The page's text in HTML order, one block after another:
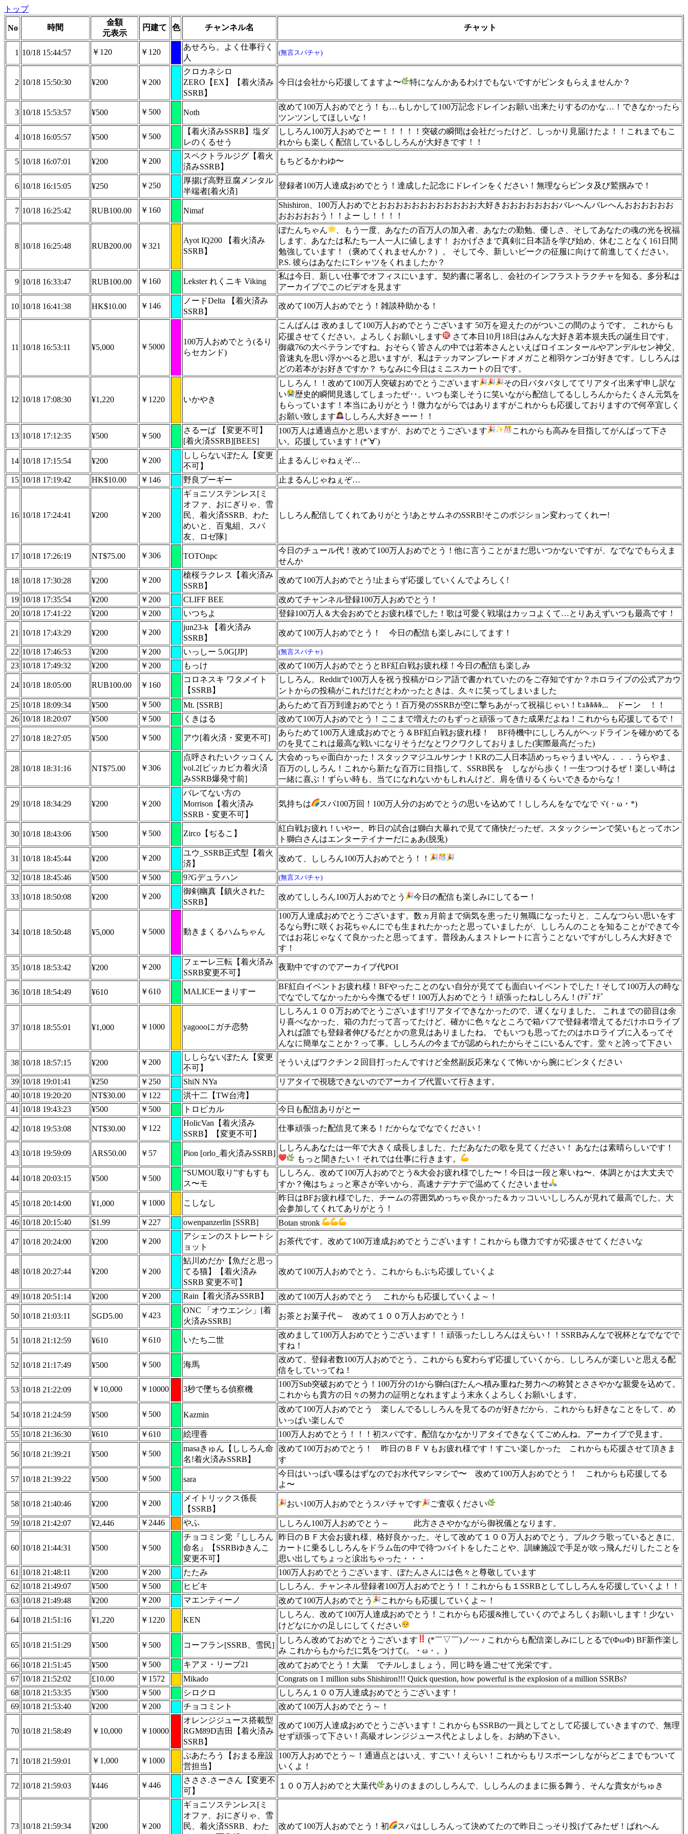
トップ
No 時間
金額
元表示
円建て 色 チャンネル名 チャット
1 10/18 15:44:57 ￥120 ￥120
あせろら。よく仕事行く
人
(無言スパチャ)
2 10/18 15:50:30 ¥200 ￥200
クロカネシロ
ZERO【EX】【着火済み
SSRB】
今日は会社から応援してますよ〜 特になんかあるわけでもないですがビンタもらえませんか？
3 10/18 15:53:57 ¥500 ￥500 Noth
改めて100万人おめでとう！も…もしかして100万記念ドレインお願い出来たりするのかな…！できなかったら
ツンツンしてほしいな！
4 10/18 16:05:57 ¥500 ￥500
【着火済みSSRB】塩ダ
レのくるせう
ししろん100万人おめでとー！！！！！突破の瞬間は会社だったけど、しっかり見届けたよ！！これまでもこ
れからも楽しく配信しているししろんが大好きです！！
5 10/18 16:07:01 ¥200 ￥200
スペクトラルジグ【着火
済みSSRB】
もちどるかわゆ〜
6 10/18 16:15:05 ¥250 ￥250
厚揚げ高野豆腐メンタル
半端者[着火済]
登録者100万人達成おめでとう！達成した記念にドレインをください！無理ならビンタ及び鷲掴みで！
7 10/18 16:25:42 RUB100.00 ￥160 Nimaf
Shishiron、100万人おめでとおおおおおおおおおおおお大好きおおおおおおおバレへんバレへんおおおおおお
おおおおおう！！よー し！！！！
8 10/18 16:25:48 RUB200.00 ￥321
Ayot IQ200 【着火済み
SSRB】
ぼたんちゃん
、もう一度、あなたの百万人の加入者、あなたの勤勉、優しさ、そしてあなたの魂の光を祝福
します、あなたは私たち一人一人に値します！ おかげさまで真剣に日本語を学び始め、休むことなく161日間
勉強しています！（褒めてくれませんか？）。 そして今、新しいピークの征服に向けて前進してください。
P.S. 彼らはあなたにTシャツをくれましたか？
9 10/18 16:33:47 RUB100.00 ￥160 Lekster れくニキ Viking
私は今日、新しい仕事でオフィスにいます。契約書に署名し、会社のインフラストラクチャを知る。多分私は
アーカイブでこのビデオを見ます
10 10/18 16:41:38 HK$10.00 ￥146
ノードDelta 【着火済み
SSRB】
改めて100万人おめでとう！雑談枠助かる！
11 10/18 16:53:11 ¥5,000 ￥5000
100万人おめでとう(るり
らセカンド)
こんばんは 改めまして100万人おめでとうございます 50万を迎えたのがついこの間のようです。 これからも
応援させてください。よろしくお願いします
さて本日10月18日はみんな大好き若本規夫氏の誕生日です。
御歳76の大ベテランですね。おそらく皆さんの中では若本さんといえばロイエンタールやアンデルセン神父、
音速丸を思い浮かべると思いますが、私はテッカマンブレードオメガこと相羽ケンゴが好きです。ししろんは
どの若本がお好きですか？ ちなみに今日はミニスカートの日です。
12 10/18 17:08:30 ¥1,220 ￥1220 いかやき
ししろん！！改めて100万人突破おめでとうございます
その日バタバタしててリアタイ出来ず申し訳な
い
歴史的瞬間見逃してしまったぜ‥。いつも楽しそうに笑いながら配信してるししろんからたくさん元気を
もらっています！本当にありがとう！微力ながらではありますがこれからも応援しておりますので何卒宜しく
お願い致します
ししろん大好きーー！！
13 10/18 17:12:35 ¥500 ￥500
さるーぱ 【変更不可】
[着火済SSRB][BEES]
100万人は通過点かと思いますが、おめでとうございます
これからも高みを目指してがんばって下さ
い。応援しています！(*´∀`)
14 10/18 17:15:54 ¥200 ￥200
ししらないぼたん【変更
不可】
止まるんじゃねぇぞ…
15 10/18 17:19:42 HK$10.00 ￥146 野良プーギー 止まるんじゃねぇぞ…
16 10/18 17:24:41 ¥200 ￥200
ギョニソステンレス[ミ
オファ、おにぎりゃ、雪
民、着火済SSRB、わた
めいと、百鬼組、スバ
友、ロゼ隊]
ししろん配信してくれてありがとう!あとサムネのSSRB!そこのポジション変わってくれー!
17 10/18 17:26:19 NT$75.00 ￥306 TOTOnpc
今日のチュール代！改めて100万人おめでとう！他に言うことがまだ思いつかないですが、なでなでもらえま
せんか
18 10/18 17:30:28 ¥200 ￥200
槍桜ラクレス【着火済み
SSRB】
改めて100万人おめでとう!止まらず応援していくんでよろしく!
19 10/18 17:35:54 ¥200 ￥200 CLIFF BEE
改めてチャンネル登録100万人おめでとう！
20 10/18 17:41:22 ¥200 ￥200 いつちよ 登録100万人＆大会おめでとお疲れ様でした！歌は可愛く戦場はカッコよくて…とりあえずいつも最高です！
21 10/18 17:43:29 ¥200 ￥200
jun23-k 【着火済み
SSRB】
改めて100万人おめでとう！ 今日の配信も楽しみにしてます！
22 10/18 17:46:53 ¥200 ￥200 いっしー 5.0G[JP] (無言スパチャ)
23 10/18 17:49:32 ¥200 ￥200 もっけ 改めて100万人おめでとうとBF紅白戦お疲れ様！今日の配信も楽しみ
24 10/18 18:05:00 RUB100.00 ￥160
コロネスキ ワタメイト
【SSRB】
ししろん、Redditで100万人を祝う投稿がロシア語で書かれていたのをご存知ですか？ホロライブの公式アカウ
ントからの投稿がこれだけだとわかったときは、久々に笑ってしまいました
25 10/18 18:09:34 ¥500 ￥500 Mt. [SSRB] あらためて百万到達おめでとう！百万発のSSRBが空に撃ちあがって祝福じゃい！ﾋｭﾙﾙﾙﾙ... ドーン
！！
26 10/18 18:20:07 ¥500 ￥500 くきはる 改めて100万人おめでとう！ここまで増えたのもずっと頑張ってきた成果だよね！これからも応援してるで！
27 10/18 18:27:05 ¥500 ￥500 アウ[着火済・変更不可]
あらためて100万人達成おめでとう＆BF紅白戦お疲れ様！ BF待機中にししろんがヘッドラインを確かめてる
のを見てこれは最高な戦いになりそうだなとワクワクしておりました(実際最高だった)
28 10/18 18:31:16 NT$75.00 ￥306
点呼されたいクッコくん
vol.2[ピッカピカ着火済
みSSRB爆発寸前]
大会めっちゃ面白かった！スタックマジユルサンナ！KRの二人日本語めっちゃうまいやん．．．うらやま、
百万のししろん！これから新たな百万に目指して、SSRB民を
しながら歩く！一生つつけるぜ！楽しい時は
一緒に喜ぶ！ずらい時も、当てになれないかもしれんけど、肩を借りるくらいできるからな！
29 10/18 18:34:29 ¥200 ￥200
バレてない方の
Morrison【着火済み
SSRB・変更不可】
気持ちは スパ100万回！100万人分のおめでとうの思いを込めて！ししろんをなでなでヾ(・ω・*)
30 10/18 18:43:06 ¥500 ￥500 Zirco【ぢるこ】
紅白戦お疲れ！いやー、昨日の試合は獅白大暴れで見てて痛快だったぜ。スタックシーンで笑いもとってホン
ト獅白さんはエンターテイナーだにぁあ(脱兎)
31 10/18 18:45:44 ¥200 ￥200
ユウ_SSRB正式型【着火
済】
改めて、ししろん100万人おめでとう！！
32 10/18 18:45:46 ¥500 ￥500 9?Gデュラハン (無言スパチャ)
33 10/18 18:50:08 ¥200 ￥200
御剣幽真【鎮火された
SSRB】
改めてししろん100万人おめでとう 今日の配信も楽しみにしてるー！
34 10/18 18:50:48 ¥5,000 ￥5000 動きまくるハムちゃん
100万人達成おめでとうございます。数ヵ月前まで病気を患ったり無職になったりと、こんなつらい思いをす
るなら野に咲くお花ちゃんにでも生まれたかったと思っていましたが、ししろんのことを知ることができて今
ではお花じゃなくて良かったと思ってます。普段あんまストレートに言うことないですがししろん大好きで
す！
35 10/18 18:53:42 ¥200 ￥200
フェーレ三転【着火済み
SSRB変更不可】
夜勤中ですのでアーカイブ代POI
36 10/18 18:54:49 ¥610 ￥610 MALICEーまりすー
BF紅白イベントお疲れ様！BFやったことのない自分が見てても面白いイベントでした！そして100万人の時な
でなでしてなかったから今撫でるぜ！100万人おめでとう！頑張ったねししろん！(ﾅﾃﾞﾅﾃﾞ
37 10/18 18:55:01 ¥1,000 ￥1000 yagoooにガチ恋勢
ししろん１００万おめでとうございます!リアタイできなかったので、遅くなりました。 これまでの節目は余
り喜べなかった、箱の力だって言ってたけど、確かに色々なところで箱バフで登録者増えてるだけホロライブ
入れば誰でも登録者伸びるだとかの意見はありましたね。 でもいつも思ってたのはホロライブに入るってそ
んなに簡単なことか？って事。ししろんの今までが認められたからそこにいるんです。堂々と誇って下さい
38 10/18 18:57:15 ¥200 ￥200
ししらないぼたん【変更
不可】
そういえばワクチン２回目打ったんですけど全然副反応来なくて怖いから腕にビンタください
39 10/18 19:01:41 ¥250 ￥250 ShiN NYa
リアタイで視聴できないのでアーカイブ代置いて行きます。
40 10/18 19:20:20 NT$30.00 ￥122
洪十二【TW台湾】
41 10/18 19:43:23 ¥500 ￥500 トロピカル 今日も配信ありがとー
42 10/18 19:53:08 NT$30.00 ￥122
HolicVan【着火済み
SSRB】【変更不可】
仕事頑張った配信見て来る！だからなでなでください！
43 10/18 19:59:09 ARS50.00 ￥57 Pion [orlo_着火済みSSRB]
ししろんあなたは一年で大きく成長しました、ただあなたの歌を見てください！ あなたは素晴らしいです！
もっと聞きたい！それでは仕事に行きます。
44 10/18 20:03:15 ¥500 ￥500
“SUMOU取り”すもすも
ス〜モ
ししろん、改めて100万人おめでとう&大会お疲れ様でした〜！今日は一段と寒いね〜、体調とかは大丈夫で
すか？俺はちょっと寒さが辛いから、高速ナデナデで温めてくださいませ
45 10/18 20:14:00 ¥1,000 ￥1000 こしなし
昨日はBFお疲れ様でした、チームの雰囲気めっちゃ良かった＆カッコいいししろんが見れて最高でした。大
会参加してくれてありがとう！
46 10/18 20:15:40 $1.99 ￥227 owenpanzerlin [SSRB] Botan stronk
47 10/18 20:24:00 ¥200 ￥200
アシェンのストレートシ
ョット
お茶代です。改めて100万達成おめでとうございます！これからも微力ですが応援させてくださいな
48 10/18 20:27:44 ¥200 ￥200
鮎川めだか【魚だと思っ
てる猫】【着火済み
SSRB 変更不可】
改めて100万人おめでとう。これからもぶち応援していくよ
49 10/18 20:51:14 ¥200 ￥200 Rain【着火済みSSRB】 改めて100万人おめでとう これからも応援していくよ～！
50 10/18 21:03:11 SGD5.00 ￥423
ONC 「オウエンシ」[着
火済みSSRB]
お茶とお菓子代～ 改めて１００万人おめでとう！
51 10/18 21:12:59 ¥610 ￥610 いたち二世
改めまして100万人おめでとうございます！！頑張ったししろんはえらい！！SSRBみんなで祝杯となでなでで
すね！
52 10/18 21:17:49 ¥500 ￥500 海馬
改めて、登録者数100万人おめでとう。これからも変わらず応援していくから、ししろんが楽しいと思える配
信をしていってね！
53 10/18 21:22:09 ￥10,000 ￥10000 3秒で墜ちる偵察機
100万Sub突破おめでとう！100万分の1から獅白ぼたんへ積み重ねた努力への称賛とささやかな親愛を込めて。
これからも貴方の日々の努力の証明となれますよう末永くよろしくお願いします。
54 10/18 21:24:59 ¥500 ￥500 Kazmin
改めて100万人おめでとう
楽しんでるししろんを見てるのが好きだから、これからも好きなことをして、め
いっぱい楽しんで
55 10/18 21:36:30 ¥610 ￥610 絵理香 100万人おめでとう！！！初スパです。配信なかなかリアタイできなくてごめんね。アーカイブで見ます。
56 10/18 21:39:21 ¥500 ￥500
masaきゅん【ししろん命
名!着火済みSSRB】
改めて100万おめでとう！ 昨日のＢＦＶもお疲れ様です！すごい楽しかった
これからも応援させて頂きま
す
57 10/18 21:39:22 ¥500 ￥500 sara
今日はいっぱい喋るはずなのでお水代マシマシで〜 改めて100万人おめでとう！ これからも応援してる
よ〜
58 10/18 21:40:46 ¥200 ￥200
メイトリックス係長
【SSRB】
おい100万人おめでとうスパチャです ご査収ください
59 10/18 21:42:07 ¥2,446 ￥2446 やふ ししろん100万人おめでとう～ 此方ささやかながら御祝儀となります。
60 10/18 21:44:31 ¥500 ￥500
チョコミン党『ししろん
命名』【SSRBゆきんこ
変更不可】
昨日のＢＦ大会お疲れ様、格好良かった。そして改めて１００万人おめでとう。ブルクラ歌っているときに、
カートに乗るししろんをドラム缶の中で待つバイトをしたことや、訓練施設で手足が吹っ飛んだりしたことを
思い出してちょっと涙出ちゃった・・・
61 10/18 21:48:11 ¥200 ￥200 たたみ
100万人おめでとうございます、ぼたんさんには色々と尊敬しています
62 10/18 21:49:07 ¥500 ￥500 ヒビキ
ししろん、チャンネル登録者100万人おめでとう！！これからも１SSRBとしてししろんを応援していくよ！！
63 10/18 21:49:48 ¥200 ￥200 マエンティーノ 改めて100万人おめでとう これからも応援していくよ～！
64 10/18 21:51:16 ¥1,220 ￥1220 KEN
ししろん、改めて100万人達成おめでとう！これからも応援&推していくのでよろしくお願いします！少ない
けどなにかの足しにしてください
65 10/18 21:51:29 ¥500 ￥500 コーフラン[SSRB、雪民]
ししろん改めておめでとうございます
(*￣▽￣)ノ~~ ♪ これからも配信楽しみにしとるで(ФωФ) BF新作楽し
み これからもからだに気をつけて(。・ω・。)ゞ
66 10/18 21:51:45 ¥500 ￥500 キアヌ・リーブ21 改めておめでとう！大葉
でチルしましょう。同じ時を過ごせて光栄です。
67 10/18 21:52:02 £10.00 ￥1572 Mikado
Congrats on 1 million subs Shishiron!!! Quick question, how powerful is the explosion of a million SSRBs?
68 10/18 21:53:35 ¥500 ￥500 シロクロ
ししろん１００万人達成おめでとうございます！
69 10/18 21:53:40 ¥200 ￥200 チョコミント 改めて100万人おめでとう～！
70 10/18 21:58:49 ￥10,000 ￥10000
オレンジジュース搭載型
RGM89D吉田【着火済み
SSRB】
改めて100万人達成おめでとうございます！これからもSSRBの一員としてとして応援していきますので、無理
せず頑張って下さい！高級オレンジジュース代とよしよしを。お納め下さい。
71 10/18 21:59:01 ￥1,000 ￥1000
ぷあたろう【おまる座設
営担当】
100万人おめでとう～！通過点とはいえ、すごい！えらい！これからもリスポーンしながらどこまでもついて
いくよ！
72 10/18 21:59:03 ¥446 ￥446
さささ.さーさん【変更不
可】
１００万人おめでと大葉代 ありのままのししろんで、ししろんのままに振る舞う、そんな貴女がちゅき
73 10/18 21:59:34 ¥200 ￥200
ギョニソステンレス[ミ
オファ、おにぎりゃ、雪
民、着火済SSRB、わた
改めて100万人おめでとう！初 スパはししろんって決めてたので昨日こっそり投げてみたぜ！ばれへん